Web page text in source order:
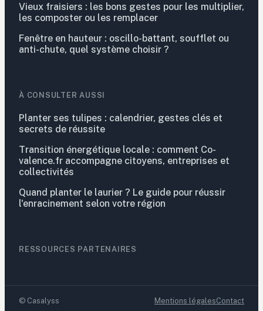
Vieux fraisiers : les bons gestes pour les multiplier,
les composter ou les remplacer
Fenêtre en hauteur : oscillo-battant, soufflet ou
anti-chute, quel système choisir ?
À CONSULTER AUSSI
Planter ses tulipes : calendrier, gestes clés et
secrets de réussite
Transition énergétique locale : comment Co-
valence.fr accompagne citoyens, entreprises et
collectivités
Quand planter le laurier ? Le guide pour réussir
l'enracinement selon votre région
RESSOURCES PARTENAIRES
© Casalyss Mentions légalesContact